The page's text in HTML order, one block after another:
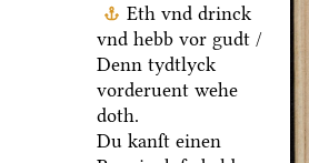
Eth vnd drinck
vnd hebb vor gudt /
Denn tydtlyck
vorderuent wehe
doth.
Du kanſt einen